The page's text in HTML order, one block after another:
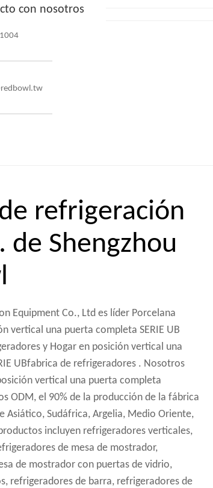
con nosotros
refrigeración
de Shengzhou
Equipment Co., Ltd es líder Porcelana
vertical una puerta completa SERIE UB
y Hogar en posición vertical una
UBfabrica de refrigeradores . Nosotros
vertical una puerta completa
ODM, el 90% de la producción de la fábrica
Asiático, Sudáfrica, Argelia, Medio Oriente,
incluyen refrigeradores verticales,
de mesa de mostrador,
de mostrador con puertas de vidrio,
refrigeradores de barra, refrigeradores de